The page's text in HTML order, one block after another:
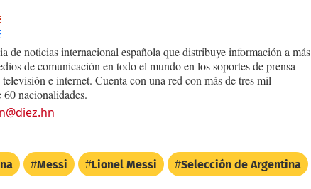
de noticias internacional española que distribuye información a más
de comunicación en todo el mundo en los soportes de prensa
e internet. Cuenta con una red con más de tres mil
60 nacionalidades.
Messi Lionel Messi Selección de Argentina